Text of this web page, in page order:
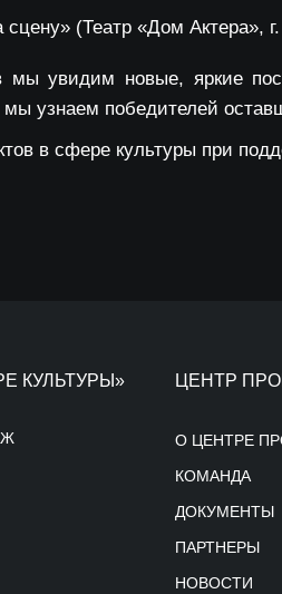
сцену» (Театр «Дом Актера»,
увидим новые, яркие
узнаем победителей
в сфере культуры при
КУЛЬТУРЫ» ЦЕНТР
О ЦЕНТРЕ
КОМАНДА
ДОКУМЕНТЫ
ПАРТНЕРЫ
НОВОСТИ